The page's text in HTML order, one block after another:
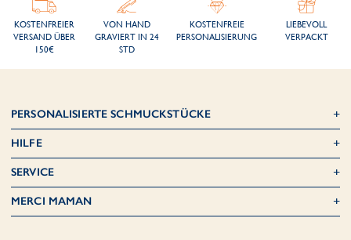
KOSTENFREIER
VERSAND ÜBER
150€
VON HAND
GRAVIERT IN 24
STD
KOSTENFREIE
PERSONALISIERUNG
LIEBEVOLL
VERPACKT
PERSONALISIERTE SCHMUCKSTÜCKE
HILFE
SERVICE
MERCI MAMAN